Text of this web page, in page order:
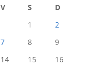
V S
D
1
2
7 8
9
14 15
16